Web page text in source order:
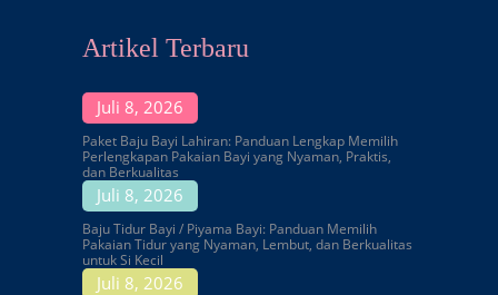
Artikel Terbaru
Juli 8, 2026
Paket Baju Bayi Lahiran: Panduan Lengkap Memilih
Perlengkapan Pakaian Bayi yang Nyaman, Praktis,
dan Berkualitas
Juli 8, 2026
Baju Tidur Bayi / Piyama Bayi: Panduan Memilih
Pakaian Tidur yang Nyaman, Lembut, dan Berkualitas
untuk Si Kecil
Juli 8, 2026